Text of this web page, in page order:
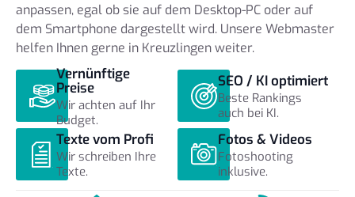
anpassen, egal ob sie auf dem Desktop-PC oder auf
dem Smartphone dargestellt wird. Unsere Webmaster
helfen Ihnen gerne in Kreuzlingen weiter.
Vernünftige
Preise
Wir achten auf Ihr
Budget.
SEO / KI optimiert
Beste Rankings
auch bei KI.
Texte vom Profi
Wir schreiben Ihre
Texte.
Fotos & Videos
Fotoshooting
inklusive.